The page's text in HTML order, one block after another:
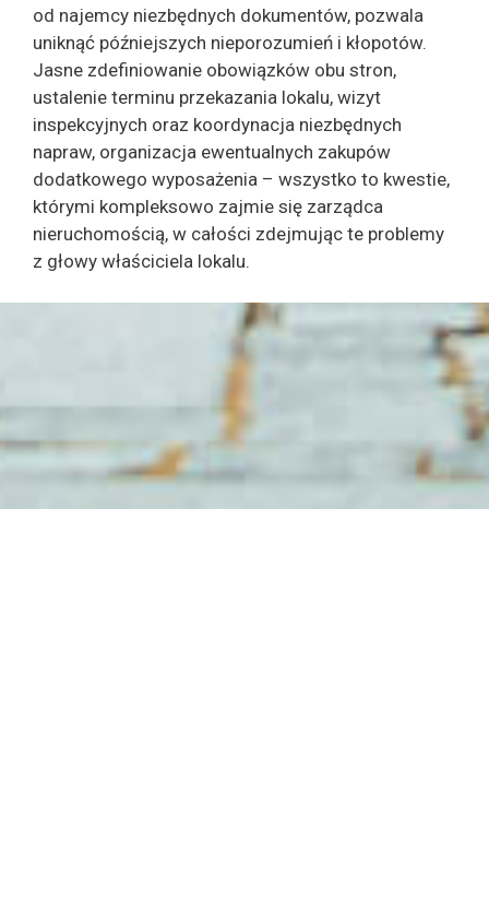
od najemcy niezbędnych dokumentów, pozwala
uniknąć późniejszych nieporozumień i kłopotów.
Jasne zdefiniowanie obowiązków obu stron,
ustalenie terminu przekazania lokalu, wizyt
inspekcyjnych oraz koordynacja niezbędnych
napraw, organizacja ewentualnych zakupów
dodatkowego wyposażenia – wszystko to kwestie,
którymi kompleksowo zajmie się zarządca
nieruchomością, w całości zdejmując te problemy
z głowy właściciela lokalu.